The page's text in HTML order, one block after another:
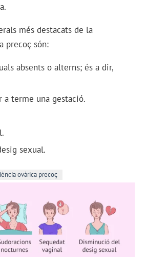
més destacats de la
precoç són:
absents o alterns; és a dir,
terme una gestació.
sexual.
ovàrica precoç